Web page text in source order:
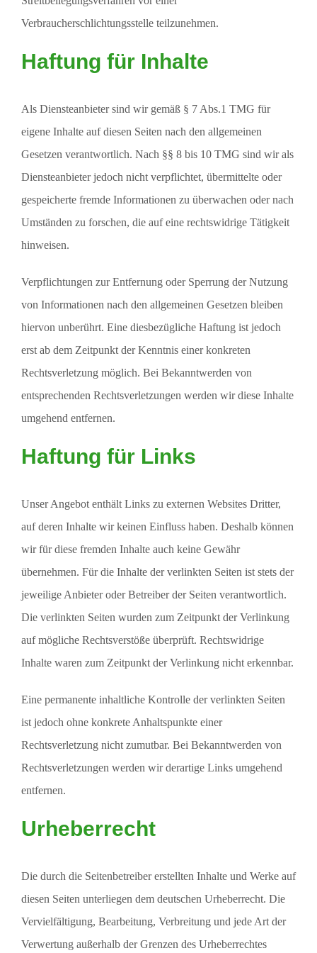
Verbraucherschlichtungsstelle teilzunehmen.
Haftung für Inhalte
Als Diensteanbieter sind wir gemäß § 7 Abs.1 TMG für
eigene Inhalte auf diesen Seiten nach den allgemeinen
Gesetzen verantwortlich. Nach §§ 8 bis 10 TMG sind wir als
Diensteanbieter jedoch nicht verpflichtet, übermittelte oder
gespeicherte fremde Informationen zu überwachen oder nach
Umständen zu forschen, die auf eine rechtswidrige Tätigkeit
hinweisen.
Verpflichtungen zur Entfernung oder Sperrung der Nutzung
von Informationen nach den allgemeinen Gesetzen bleiben
hiervon unberührt. Eine diesbezügliche Haftung ist jedoch
erst ab dem Zeitpunkt der Kenntnis einer konkreten
Rechtsverletzung möglich. Bei Bekanntwerden von
entsprechenden Rechtsverletzungen werden wir diese Inhalte
umgehend entfernen.
Haftung für Links
Unser Angebot enthält Links zu externen Websites Dritter,
auf deren Inhalte wir keinen Einfluss haben. Deshalb können
wir für diese fremden Inhalte auch keine Gewähr
übernehmen. Für die Inhalte der verlinkten Seiten ist stets der
jeweilige Anbieter oder Betreiber der Seiten verantwortlich.
Die verlinkten Seiten wurden zum Zeitpunkt der Verlinkung
auf mögliche Rechtsverstöße überprüft. Rechtswidrige
Inhalte waren zum Zeitpunkt der Verlinkung nicht erkennbar.
Eine permanente inhaltliche Kontrolle der verlinkten Seiten
ist jedoch ohne konkrete Anhaltspunkte einer
Rechtsverletzung nicht zumutbar. Bei Bekanntwerden von
Rechtsverletzungen werden wir derartige Links umgehend
entfernen.
Urheberrecht
Die durch die Seitenbetreiber erstellten Inhalte und Werke auf
diesen Seiten unterliegen dem deutschen Urheberrecht. Die
Vervielfältigung, Bearbeitung, Verbreitung und jede Art der
Verwertung außerhalb der Grenzen des Urheberrechtes